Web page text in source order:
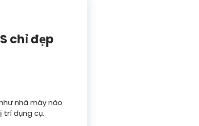
chỉ đẹp
nhà máy nào
trí dụng cụ.